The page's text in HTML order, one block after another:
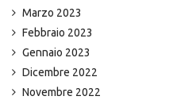
Marzo 2023
Febbraio 2023
Gennaio 2023
Dicembre 2022
Novembre 2022